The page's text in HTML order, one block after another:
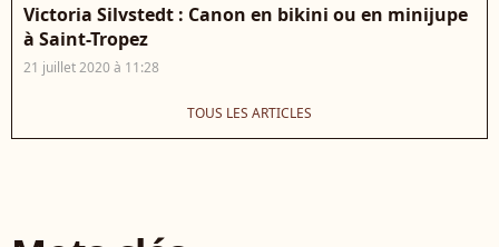
Victoria Silvstedt : Canon en bikini ou en minijupe
à Saint-Tropez
21 juillet 2020 à 11:28
TOUS LES ARTICLES